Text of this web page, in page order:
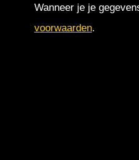
Wanneer je je
voorwaarden.